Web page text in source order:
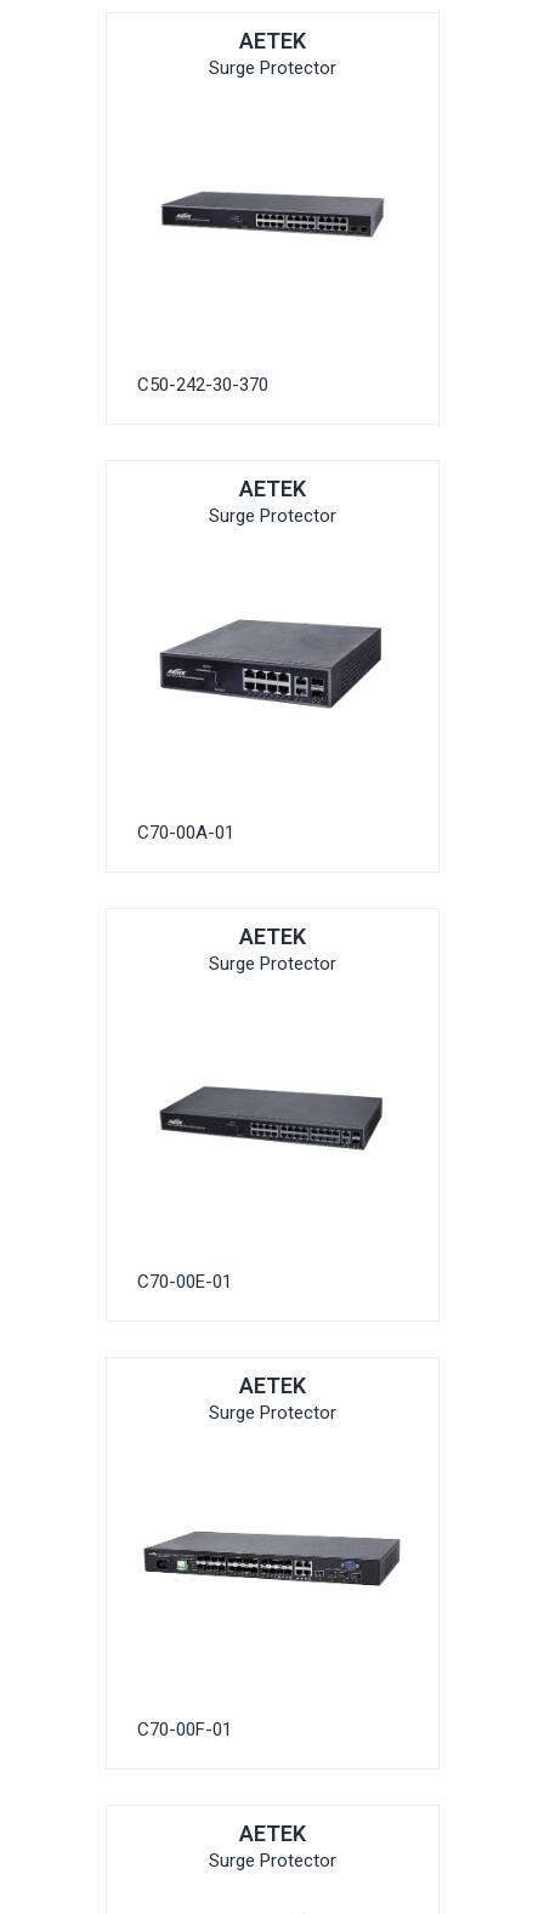
AETEK
Surge Protector
C50-242-30-370
AETEK
Surge Protector
C70-00A-01
AETEK
Surge Protector
C70-00E-01
AETEK
Surge Protector
C70-00F-01
AETEK
Surge Protector